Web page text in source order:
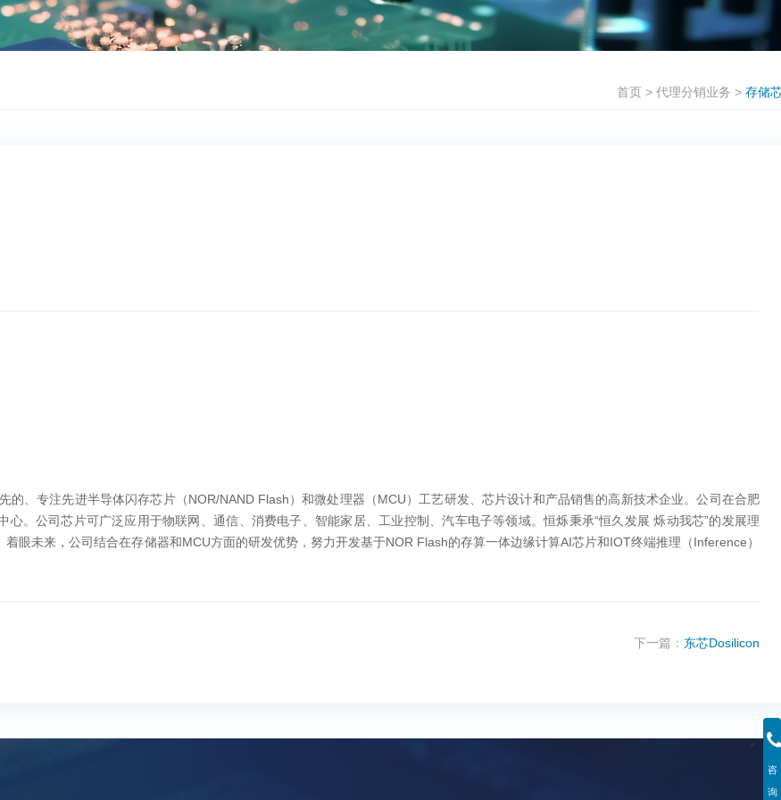
首页 > 代理分销业务 > 存储
、专注先进半导体闪存芯片（NOR/NAND Flash）和微处理器（MCU）工艺研发、芯片设计和产品销售的高新技术企业。公司在合肥
芯片可广泛应用于物联网、通信、消费电子、智能家居、工业控制、汽车电子等领域。恒烁秉承“恒久发展 烁动我芯”的发展理
未来，公司结合在存储器和MCU方面的研发优势，努力开发基于NOR Flash的存算一体边缘计算AI芯片和IOT终端推理（Inference）
下一篇： 东芯Dosilicon

咨
询